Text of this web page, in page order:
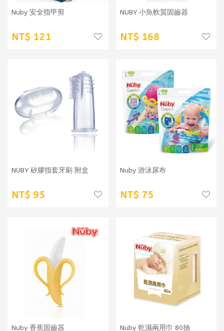
Nuby 安全指甲剪
121
NUBY 小魚軟質固齒器
168
NUBY 矽膠指套牙刷 附盒
95
Nuby 游泳尿布
75
Nuby 香蕉固齒器 Nuby 乾濕兩用巾 80抽